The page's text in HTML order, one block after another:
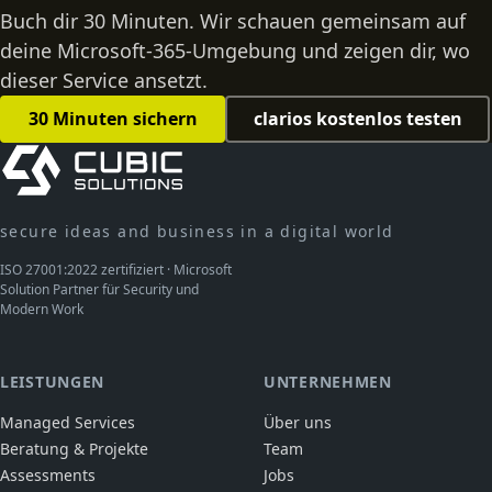
Buch dir 30 Minuten. Wir schauen gemeinsam auf
deine Microsoft-365-Umgebung und zeigen dir, wo
dieser Service ansetzt.
30 Minuten sichern clarios kostenlos testen
secure ideas and business in a digital world
ISO 27001:2022 zertifiziert · Microsoft
Solution Partner für Security und
Modern Work
LEISTUNGEN
Managed Services
Beratung & Projekte
Assessments
UNTERNEHMEN
Über uns
Team
Jobs